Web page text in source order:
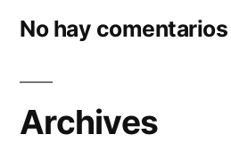
No hay
Archives